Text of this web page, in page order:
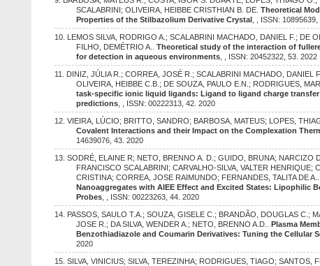
SCALABRINI; OLIVEIRA, HEIBBE CRISTHIAN B. DE.Theoretical
Properties of the Stilbazolium Derivative Crystal , , ISSN:
10. LEMOS SILVA, RODRIGO A.; SCALABRINI MACHADO, DANIEL F.; DE
FILHO, DEMÉTRIO A..Theoretical study of the interaction of
for detection in aqueous environments , , ISSN: 20452322, 53. 2022
11. DINIZ, JÚLIA R.; CORREA, JOSÉ R.; SCALABRINI MACHADO, DANIEL
OLIVEIRA, HEIBBE C.B.; DE SOUZA, PAULO E.N.; RODRIGUES,
task-specific ionic liquid ligands: Ligand to ligand charge
predictions , , ISSN: 00222313, 42. 2020
12. VIEIRA, LÚCIO; BRITTO, SANDRO; BARBOSA, MATEUS; LOPES,
Covalent Interactions and their Impact on the Complexation
14639076, 43. 2020
13. SODRÉ, ELAINE R; NETO, BRENNO A. D.; GUIDO, BRUNA; NARCIZO
FRANCISCO SCALABRINI; CARVALHO-SILVA, VALTER
CRISTINA; CORREA, JOSE RAIMUNDO; FERNANDES, TALITA DE
Nanoaggregates with AIEE Effect and Excited States: Lipophilic
Probes , , ISSN: 00223263, 44. 2020
14. PASSOS, SAULO T.A.; SOUZA, GISELE C.; BRANDÃO, DOUGLAS C.;
JOSE R.; DA SILVA, WENDER A.; NETO, BRENNO A.D..Plasma
Benzothiadiazole and Coumarin Derivatives: Tuning the Cellular
2020
15. SILVA, VINICIUS; SILVA, TEREZINHA; RODRIGUES, TIAGO; SANTOS,